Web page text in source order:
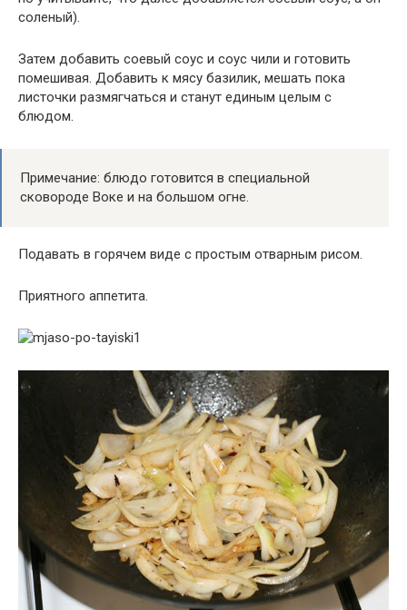
соленый).
Затем добавить соевый соус и соус чили и готовить
помешивая. Добавить к мясу базилик, мешать пока
листочки размягчаться и станут единым целым с
блюдом.
Примечание: блюдо готовится в специальной
сковороде Воке и на большом огне.
Подавать в горячем виде с простым отварным рисом.
Приятного аппетита.